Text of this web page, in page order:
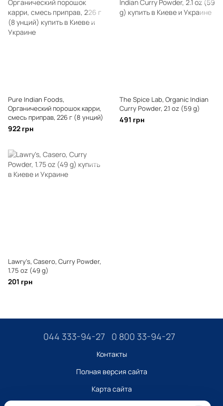
Pure Indian Foods,
Органический порошок карри,
смесь приправ, 226 г (8 унций)
922 грн
The Spice Lab, Organic Indian
Curry Powder, 2.1 oz (59 g)
491 грн
Lawry's, Casero, Curry Powder,
1.75 oz (49 g)
201 грн
044 333-94-27 0 800 33-94-27
Контакты
Полная версия сайта
Карта сайта